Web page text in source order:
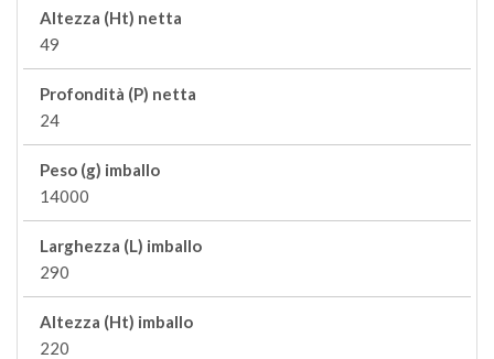
Altezza (Ht) netta
49
Profondità (P) netta
24
Peso (g) imballo
14000
Larghezza (L) imballo
290
Altezza (Ht) imballo
220